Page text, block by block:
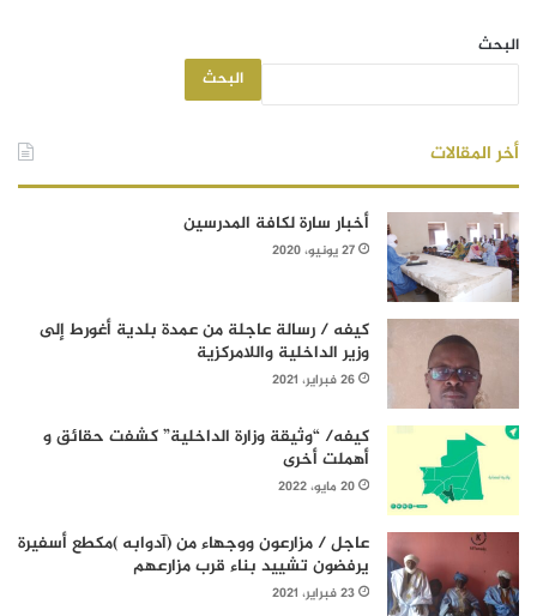
البحث
البحث
أخر المقالات
أخبار سارة لكافة المدرسين
27 يونيو، 2020
كيفه / رسالة عاجلة من عمدة بلدية أغورط إلى
وزير الداخلية واللامركزية
26 فبراير، 2021
كيفه/ “وثيقة وزارة الداخلية” كشفت حقائق و
أهملت أخرى
20 مايو، 2022
عاجل / مزارعون ووجهاء من (آدوابه )مكطع أسفيرة
يرفضون تشييد بناء قرب مزارعهم
23 فبراير، 2021